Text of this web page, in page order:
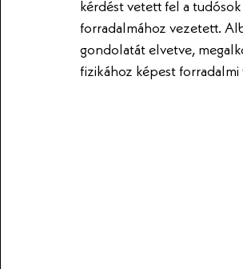
kérdést vetett fel a
forradalmához vezetett.
gondolatát elvetve,
fizikához képest